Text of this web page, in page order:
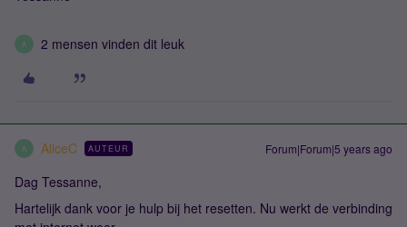
A 2 mensen vinden dit leuk
A AliceC AUTEUR Forum|Forum|5 years ago
Dag Tessanne,
Hartelijk dank voor je hulp bij het resetten. Nu werkt de verbinding